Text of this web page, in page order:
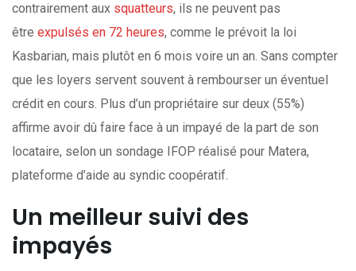
contrairement aux squatteurs, ils ne peuvent pas
être expulsés en 72 heures, comme le prévoit la loi
Kasbarian, mais plutôt en 6 mois voire un an. Sans compter
que les loyers servent souvent à rembourser un éventuel
crédit en cours. Plus d’un propriétaire sur deux (55%)
affirme avoir dû faire face à un impayé de la part de son
locataire, selon un sondage IFOP réalisé pour Matera,
plateforme d’aide au syndic coopératif.
Un meilleur suivi des
impayés